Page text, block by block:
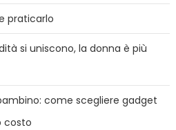
praticarlo
si uniscono, la donna è più
come scegliere gadget
costo